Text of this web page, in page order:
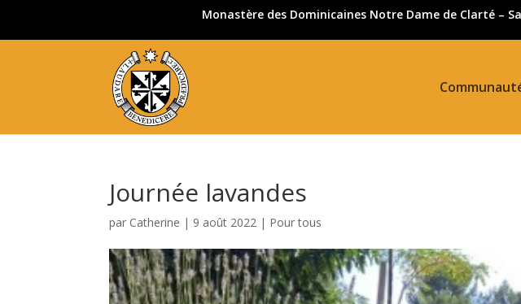
Monastère des Dominicaines Notre Dame de Clarté –
Journée lavandes
par Catherine | 9 août 2022 | Pour tous